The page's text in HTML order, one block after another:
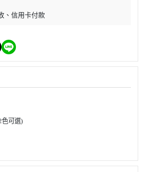
信用卡付款
色可選)